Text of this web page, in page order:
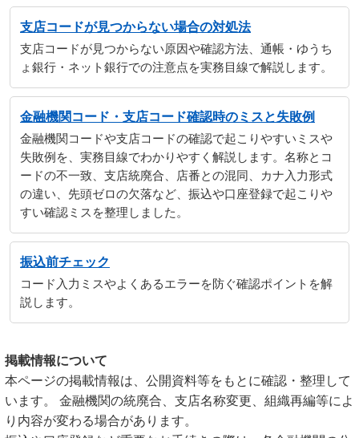
支店コードが見つからない場合の対処法
支店コードが見つからない原因や確認方法、通帳・ゆうち
ょ銀行・ネット銀行での注意点を実務目線で解説します。
金融機関コード・支店コード確認時のミスと失敗例
金融機関コードや支店コードの確認で起こりやすいミスや
失敗例を、実務目線でわかりやすく解説します。名称とコ
ードの不一致、支店統廃合、店番との混同、カナ入力形式
の違い、先頭ゼロの欠落など、振込や口座登録で起こりや
すい確認ミスを整理しました。
振込前チェック
コード入力ミスやよくあるエラーを防ぐ確認ポイントを解
説します。
掲載情報について
本ページの掲載情報は、公開資料等をもとに確認・整理して
います。 金融機関の統廃合、支店名称変更、組織再編等によ
り内容が変わる場合があります。